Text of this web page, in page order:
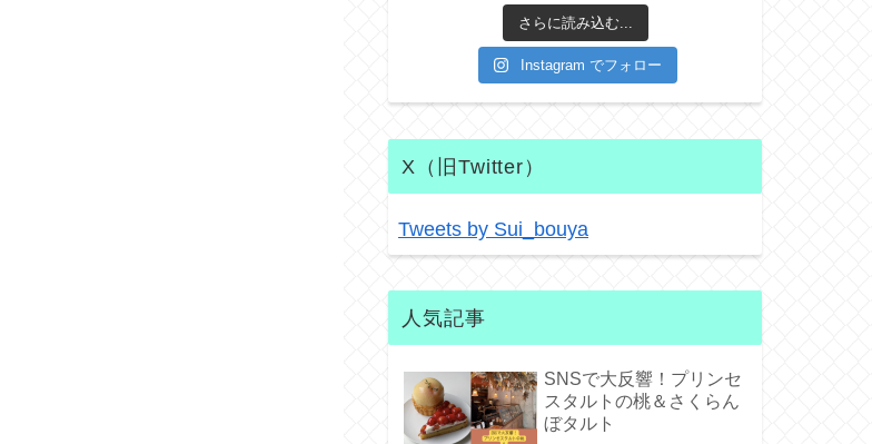
さらに読み込む...
Instagram でフォロー
X（旧Twitter）
Tweets by Sui_bouya
人気記事
SNSで大反響！プリンセ
スタルトの桃＆さくらん
ぼタルト